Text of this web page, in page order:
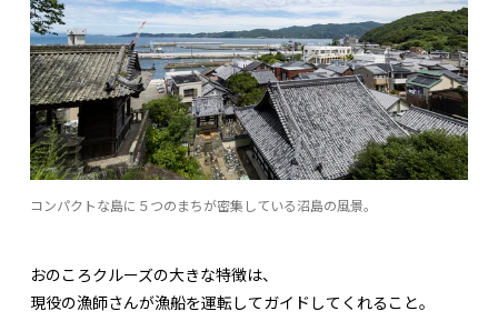
コンパクトな島に５つのまちが密集している沼島の風景。
おのころクルーズの大きな特徴は、
現役の漁師さんが漁船を運転してガイドしてくれること。